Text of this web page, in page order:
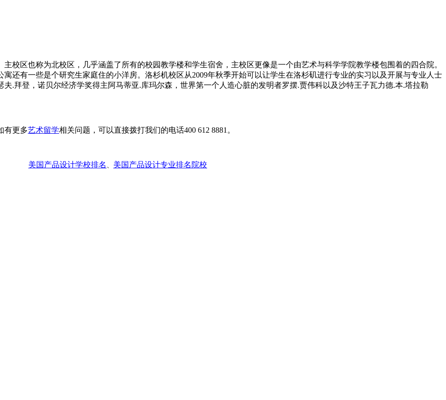
校区也称为北校区，几乎涵盖了所有的校园教学楼和学生宿舍，主校区更像是一个由艺术与科学学院教学楼包围着的四合院。
还有一些是个研究生家庭住的小洋房。洛杉机校区从2009年秋季开始可以让学生在洛杉矶进行专业的实习以及开展与专业人士
.拜登，诺贝尔经济学奖得主阿马蒂亚.库玛尔森，世界第一个人造心脏的发明者罗摆.贾伟科以及沙特王子瓦力德.本.塔拉勒
有更多艺术留学相关问题，可以直接拨打我们的电话400 612 8881。
美国产品设计学校排名 美国产品设计专业排名院校